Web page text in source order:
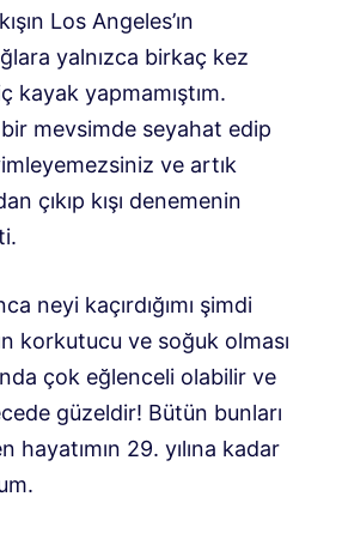
Los Angeles’ın
yalnızca birkaç kez
kayak yapmamıştım.
mevsimde seyahat edip
ve artık
çıkıp kışı denemenin
neyi kaçırdığımı şimdi
korkutucu ve soğuk olması
çok eğlenceli olabilir ve
güzeldir! Bütün bunları
hayatımın 29. yılına kadar